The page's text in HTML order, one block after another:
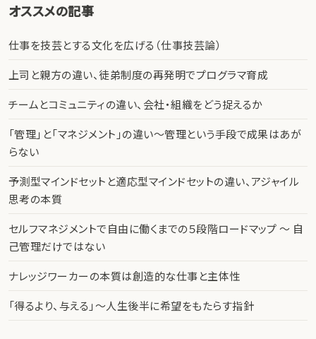
オススメの記事
仕事を技芸とする文化を広げる（仕事技芸論）
上司と親方の違い、徒弟制度の再発明でプログラマ育成
チームとコミュニティの違い、会社・組織をどう捉えるか
「管理」と「マネジメント」の違い〜管理という手段で成果はあが
らない
予測型マインドセットと適応型マインドセットの違い、アジャイル
思考の本質
セルフマネジメントで自由に働くまでの５段階ロードマップ 〜 自
己管理だけではない
ナレッジワーカーの本質は創造的な仕事と主体性
「得るより、与える」〜人生後半に希望をもたらす指針